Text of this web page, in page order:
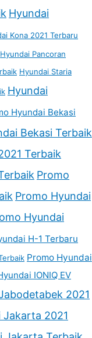
Hyundai
Kona 2021 Terbaru
Hyundai Pancoran
Hyundai Staria
Hyundai
Hyundai Bekasi
Bekasi Terbaik
Terbaik
Promo
Promo Hyundai
Hyundai
H-1 Terbaru
Promo Hyundai
IONIQ EV
2021
Jakarta 2021